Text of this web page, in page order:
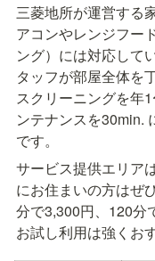
三菱地所が運営する
アコンやレンジフー
ング）には対応して
タッフが部屋全体を
スクリーニングを年
ンテナンスを30min.
です。
サービス提供エリア
にお住まいの方はぜ
分で3,300円、120分
お試し利用は強くお